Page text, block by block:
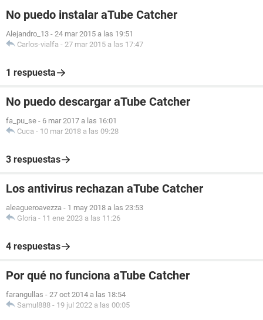
No puedo instalar aTube Catcher
Alejandro_13 - 24 mar 2015 a las 19:51
Carlos-vialfa - 27 mar 2015 a las 17:47
1 respuesta
No puedo descargar aTube Catcher
fa_pu_se - 6 mar 2017 a las 16:01
Cuca - 10 mar 2018 a las 09:28
3 respuestas
Los antivirus rechazan aTube Catcher
aleagueroavezza - 1 may 2018 a las 23:53
Gloria - 11 ene 2023 a las 11:26
4 respuestas
Por qué no funciona aTube Catcher
farangullas - 27 oct 2014 a las 18:54
Samul888 - 19 jul 2022 a las 00:05